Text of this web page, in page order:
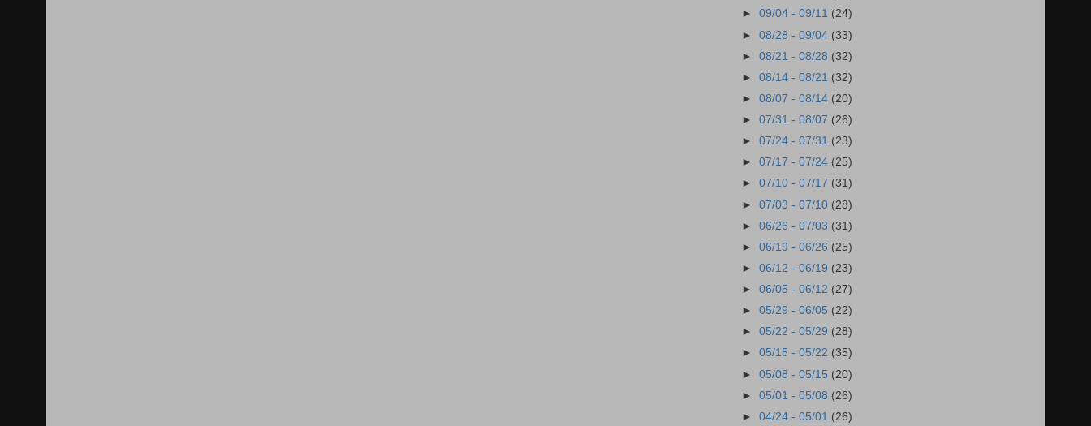
►09/04 - 09/11 (24)
►08/28 - 09/04 (33)
►08/21 - 08/28 (32)
►08/14 - 08/21 (32)
►08/07 - 08/14 (20)
►07/31 - 08/07 (26)
►07/24 - 07/31 (23)
►07/17 - 07/24 (25)
►07/10 - 07/17 (31)
►07/03 - 07/10 (28)
►06/26 - 07/03 (31)
►06/19 - 06/26 (25)
►06/12 - 06/19 (23)
►06/05 - 06/12 (27)
►05/29 - 06/05 (22)
►05/22 - 05/29 (28)
►05/15 - 05/22 (35)
►05/08 - 05/15 (20)
►05/01 - 05/08 (26)
►04/24 - 05/01 (26)